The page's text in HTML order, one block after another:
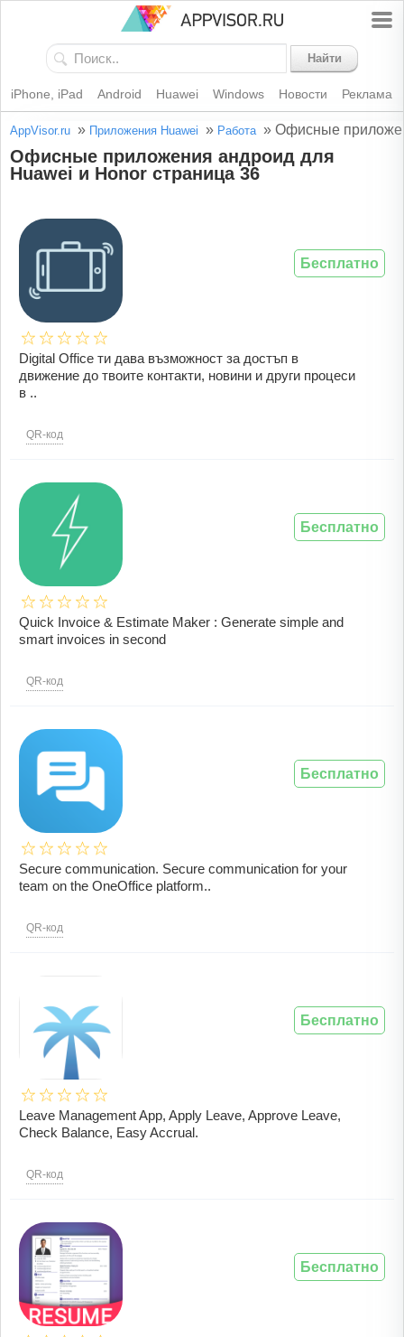
Найти
iPhone, iPad Android Huawei Windows Новости Реклама
AppVisor.ru » Приложения Huawei » Работа » Офисные
Офисные приложения андроид для
Huawei и Honor страница 36
Digital Office ти дава възможност за достъп в
движение до твоите контакти, новини и други процеси
в ..
QR-код
Бесплатно
Quick Invoice & Estimate Maker : Generate simple and
smart invoices in second
QR-код
Бесплатно
Secure communication. Secure communication for your
team on the OneOffice platform..
QR-код
Бесплатно
Leave Management App, Apply Leave, Approve Leave,
Check Balance, Easy Accrual.
QR-код
Бесплатно
Бесплатно